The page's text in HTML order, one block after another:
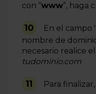
con “www”, haga
10
En el campo
nombre de
necesario realice
tudominio.com
11 Para finalizar